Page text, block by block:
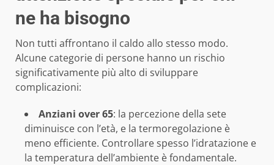
ne ha bisogno
Non tutti affrontano il caldo allo stesso modo.
Alcune categorie di persone hanno un rischio
significativamente più alto di sviluppare
complicazioni:
Anziani over 65: la percezione della sete
diminuisce con l’età, e la termoregolazione è
meno efficiente. Controllare spesso l’idratazione e
la temperatura dell’ambiente è fondamentale.